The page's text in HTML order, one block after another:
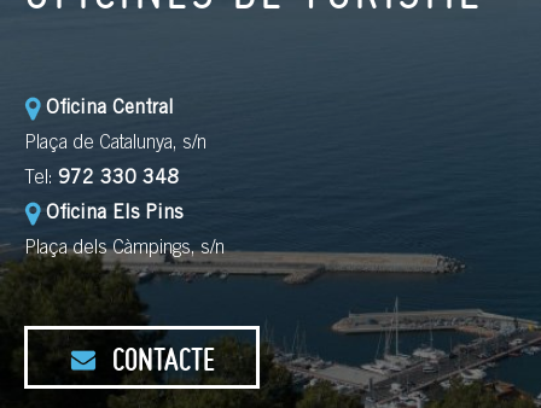
Oficina Central
Plaça de Catalunya, s/n
Tel: 972 330 348
Oficina Els Pins
Plaça dels Càmpings, s/n
CONTACTE